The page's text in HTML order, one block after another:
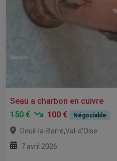
Seau a charbon en cuivre
150 €
100 € Négociable
Deuil-la-Barre,Val-d'Oise
7 avril 2026